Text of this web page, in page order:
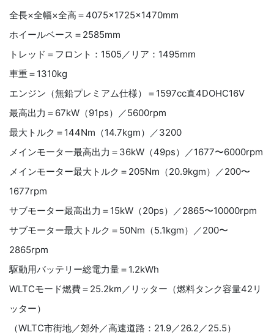
全長×全幅×全高＝4075×1725×1470mm
ホイールベース＝2585mm
トレッド＝フロント：1505／リア：1495mm
車重＝1310kg
エンジン（無鉛プレミアム仕様）＝1597cc直4DOHC16V
最高出力＝67kW（91ps）／5600rpm
最大トルク＝144Nm（14.7kgm）／3200
メインモーター最高出力＝36kW（49ps）／1677〜6000rpm
メインモーター最大トルク＝205Nm（20.9kgm）／200〜
1677rpm
サブモーター最高出力＝15kW（20ps）／2865〜10000rpm
サブモーター最大トルク＝50Nm（5.1kgm）／200〜
2865rpm
駆動用バッテリー総電力量＝1.2kWh
WLTCモード燃費＝25.2km／リッター（燃料タンク容量42リ
ッター）
（WLTC市街地／郊外／高速道路：21.9／26.2／25.5）